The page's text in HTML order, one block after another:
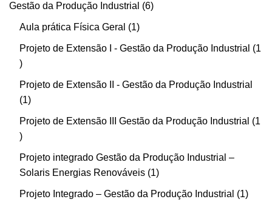
Gestão da Produção Industrial 6
Aula prática Física Geral 1
Projeto de Extensão I - Gestão da Produção Industrial 1
Projeto de Extensão II - Gestão da Produção Industrial
1
Projeto de Extensão III Gestão da Produção Industrial 1
Projeto integrado Gestão da Produção Industrial –
Solaris Energias Renováveis 1
Projeto Integrado – Gestão da Produção Industrial 1